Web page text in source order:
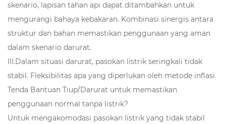
skenario, lapisan tahan api dapat ditambahkan untuk
mengurangi bahaya kebakaran. Kombinasi sinergis antara
struktur dan bahan memastikan penggunaan yang aman
dalam skenario darurat.
III.Dalam situasi darurat, pasokan listrik seringkali tidak
stabil. Fleksibilitas apa yang diperlukan oleh metode inflasi
Tenda Bantuan Tiup/Darurat untuk memastikan
penggunaan normal tanpa listrik?
Untuk mengakomodasi pasokan listrik yang tidak stabil